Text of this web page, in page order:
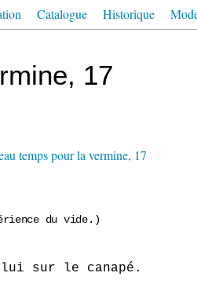
Catalogue Historique
17
du vide.)
sur le canapé.